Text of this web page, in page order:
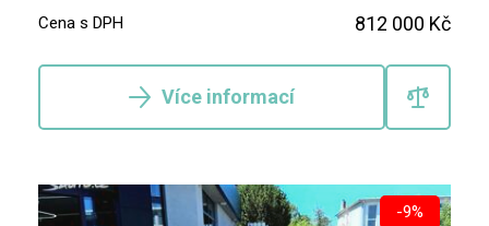
Cena s DPH 812 000 Kč
Více informací
-9%